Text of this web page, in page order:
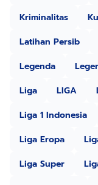
Kriminalitas
Latihan Persib
Legenda
Liga
LIGA
Liga 1 Indonesia
Liga Eropa
Liga Super